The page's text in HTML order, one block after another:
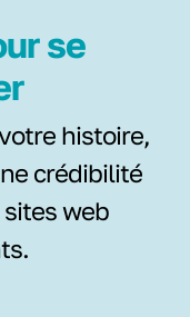
se
histoire,
crédibilité
web